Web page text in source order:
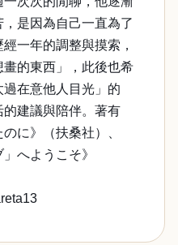
是因為自己一直為了
一年的調整與摸索，
的東西」，此後也希
在意他人目光」的
的建議與陪伴。著有
に》（扶桑社）、
へようこそ》